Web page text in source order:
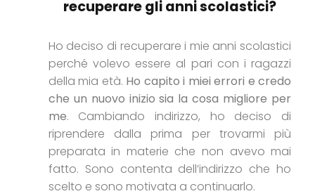
recuperare gli anni scolastici?
Ho deciso di recuperare i mie anni scolastici
perché volevo essere al pari con i ragazzi
della mia età. Ho capito i miei errori e credo
che un nuovo inizio sia la cosa migliore per
me. Cambiando indirizzo, ho deciso di
riprendere dalla prima per trovarmi più
preparata in materie che non avevo mai
fatto. Sono contenta dell’indirizzo che ho
scelto e sono motivata a continuarlo.